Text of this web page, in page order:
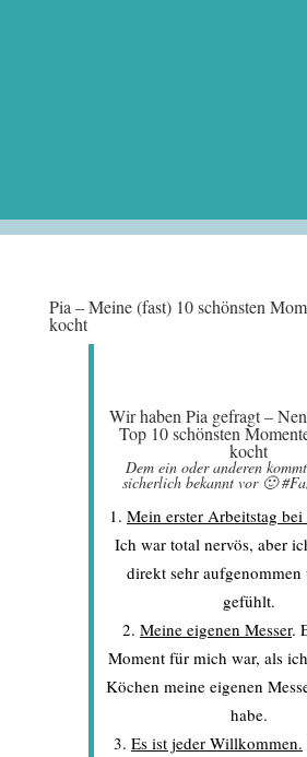
Pia – Meine (fast) 10 schönsten
kocht
Wir haben Pia gefragt –
Top 10 schönsten
kocht
Dem ein oder anderen
sicherlich bekannt vor 🙂
Mein erster Arbeitstag
Ich war total nervös, aber
direkt sehr aufgenommen
gefühlt.
Meine eigenen Messer.
Moment für mich war, als
Köchen meine eigenen
habe.
Es ist jeder Willkommen.